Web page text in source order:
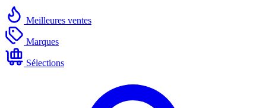
Meilleures ventes
Marques
Sélections